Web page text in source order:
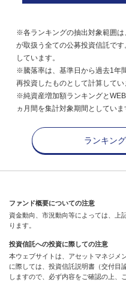
※各ランキングの抽出対象範囲
が取扱う全ての公募投資信託で
しています。
※騰落率は、基準日から過去1年
再投資したものとして計算してい
※純資産増加額ランキングと
ヵ月間を集計対象期間としていま
ランキン
ファンド概要についての注意
資金動向、市況動向等によっては、上
ります。
投資信託への投資に際しての注意
本ウェブサイトは、アセットマネジメ
に際しては、投資信託説明書（交付目
しますので、必ず内容をご確認の上、